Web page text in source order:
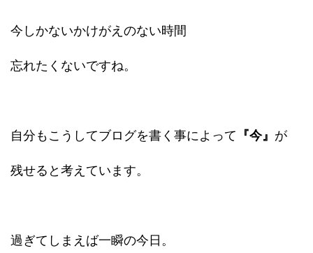
今しかないかけがえのない時間
忘れたくないですね。
自分もこうしてブログを書く事によって 『今』 が
残せると考えています。
過ぎてしまえば一瞬の今日。